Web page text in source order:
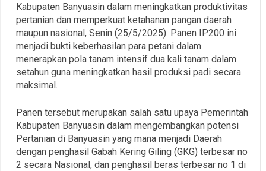
Kabupaten Banyuasin dalam meningkatkan produktivitas
pertanian dan memperkuat ketahanan pangan daerah
maupun nasional, Senin (25/5/2025). Panen IP200 ini
menjadi bukti keberhasilan para petani dalam
menerapkan pola tanam intensif dua kali tanam dalam
setahun guna meningkatkan hasil produksi padi secara
maksimal.
‎Panen tersebut merupakan salah satu upaya Pemerintah
Kabupaten Banyuasin dalam mengembangkan potensi
Pertanian di Banyuasin yang mana menjadi Daerah
dengan penghasil Gabah Kering Giling (GKG) terbesar no
2 secara Nasional, dan penghasil beras terbesar no 1 di